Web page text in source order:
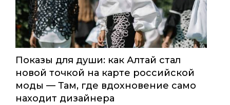
Показы для души: как Алтай стал
новой точкой на карте российской
моды — Там, где вдохновение само
находит дизайнера